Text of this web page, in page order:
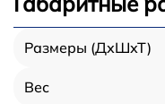
Размеры (ДхШхТ)
Вес